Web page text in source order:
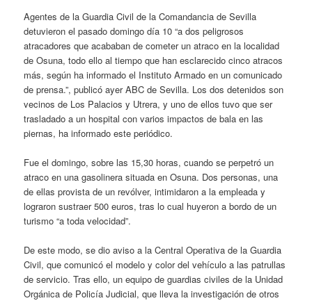
Agentes de la Guardia Civil de la Comandancia de Sevilla
detuvieron el pasado domingo día 10 “a dos peligrosos
atracadores que acababan de cometer un atraco en la localidad
de Osuna, todo ello al tiempo que han esclarecido cinco atracos
más, según ha informado el Instituto Armado en un comunicado
de prensa.”, publicó ayer ABC de Sevilla. Los dos detenidos son
vecinos de Los Palacios y Utrera, y uno de ellos tuvo que ser
trasladado a un hospital con varios impactos de bala en las
piernas, ha informado este periódico.
Fue el domingo, sobre las 15,30 horas, cuando se perpetró un
atraco en una gasolinera situada en Osuna. Dos personas, una
de ellas provista de un revólver, intimidaron a la empleada y
lograron sustraer 500 euros, tras lo cual huyeron a bordo de un
turismo “a toda velocidad”.
De este modo, se dio aviso a la Central Operativa de la Guardia
Civil, que comunicó el modelo y color del vehículo a las patrullas
de servicio. Tras ello, un equipo de guardias civiles de la Unidad
Orgánica de Policía Judicial, que lleva la investigación de otros